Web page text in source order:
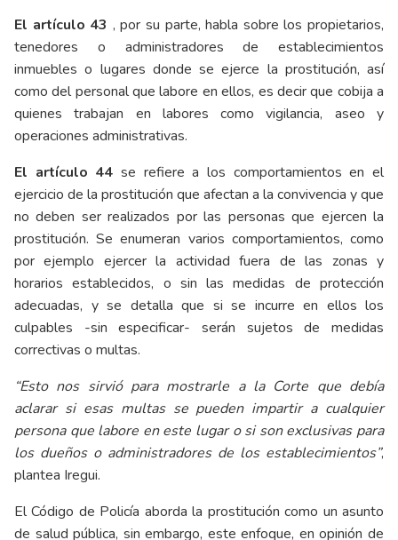
El artículo 43 , por su parte, habla sobre los propietarios,
tenedores o administradores de establecimientos
inmuebles o lugares donde se ejerce la prostitución, así
como del personal que labore en ellos, es decir que cobija a
quienes trabajan en labores como vigilancia, aseo y
operaciones administrativas.
El artículo 44 se refiere a los comportamientos en el
ejercicio de la prostitución que afectan a la convivencia y que
no deben ser realizados por las personas que ejercen la
prostitución. Se enumeran varios comportamientos, como
por ejemplo ejercer la actividad fuera de las zonas y
horarios establecidos, o sin las medidas de protección
adecuadas, y se detalla que si se incurre en ellos los
culpables -sin especificar- serán sujetos de medidas
correctivas o multas.
“Esto nos sirvió para mostrarle a la Corte que debía
aclarar si esas multas se pueden impartir a cualquier
persona que labore en este lugar o si son exclusivas para
los dueños o administradores de los establecimientos”,
plantea Iregui.
El Código de Policía aborda la prostitución como un asunto
de salud pública, sin embargo, este enfoque, en opinión de